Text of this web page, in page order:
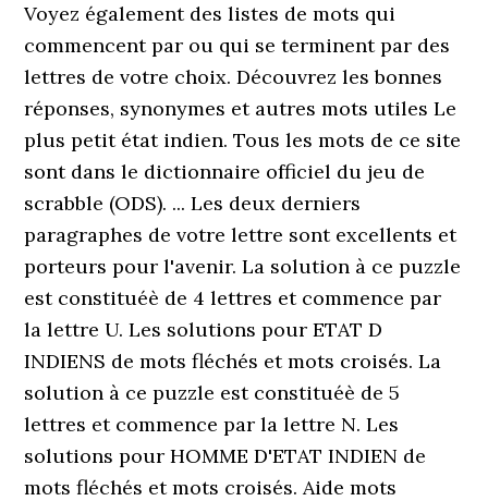
Voyez également des listes de mots qui
commencent par ou qui se terminent par des
lettres de votre choix. Découvrez les bonnes
réponses, synonymes et autres mots utiles Le
plus petit état indien. Tous les mots de ce site
sont dans le dictionnaire officiel du jeu de
scrabble (ODS). ... Les deux derniers
paragraphes de votre lettre sont excellents et
porteurs pour l'avenir. La solution à ce puzzle
est constituéè de 4 lettres et commence par
la lettre U. Les solutions pour ETAT D
INDIENS de mots fléchés et mots croisés. La
solution à ce puzzle est constituéè de 5
lettres et commence par la lettre N. Les
solutions pour HOMME D'ETAT INDIEN de
mots fléchés et mots croisés. Aide mots